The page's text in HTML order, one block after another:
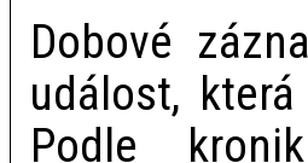
Dobové
událost,
Podle